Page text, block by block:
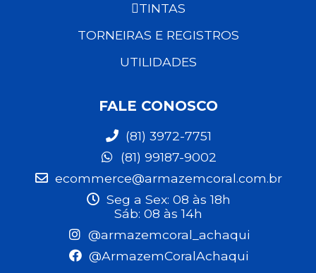
TINTAS
TORNEIRAS E REGISTROS
UTILIDADES
FALE CONOSCO
(81) 3972-7751
(81) 99187-9002
ecommerce@armazemcoral.com.br
Seg a Sex: 08 às 18h
Sáb: 08 às 14h
@armazemcoral_achaqui
@ArmazemCoralAchaqui